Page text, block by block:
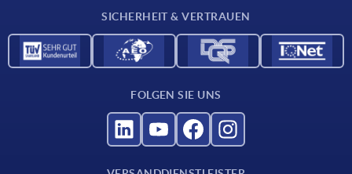
Für Lieferanten
SICHERHEIT & VERTRAUEN
FOLGEN SIE UNS